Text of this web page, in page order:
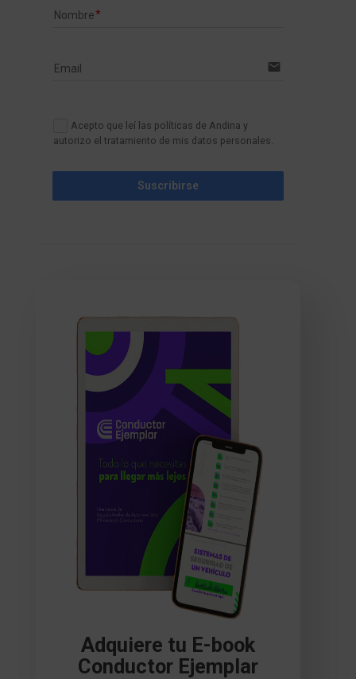
Nombre
Email email
Acepto que leí las políticas de Andina y
autorizo el tratamiento de mis datos personales.
Suscribirse
Adquiere tu E-book
Conductor Ejemplar